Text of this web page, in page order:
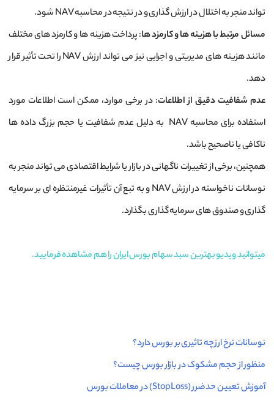
‌تواند منجر به اختلال در ارزش‌ گذاری و در نتیجه در محاسبه NAV شود.
مسائل مرتبط با هزینه‌ ها و کارمزد ‌ها: پرداخت هزینه‌ ها و کارمزد های مختلف
مانند هزینه‌ های مدیریتی و اجرایی نیز می ‌تواند ارزش NAV را تحت تأثیر قرار
دهد.
عدم شفافیت دقیق از اطلاعات: در برخی موارد، ممکن است اطلاعات مورد
استفاده برای محاسبه NAV به دلیل عدم شفافیت یا حجم بزرگ داده‌ ها
ناکافی یا ناصحیح باشد.
همچنین، برخی از تغییرات ناگهانی در بازار یا شرایط اقتصادی می ‌تواند منجر به
نوسانات ناخواسته در ارزش NAV و به تبع آن تأثیرات غیرمنتظره ‌ا‌ی بر سرمایه‌
گذاری و صندوق ‌های سرمایه ‌گذاری بگذارد.
میتوانید ویدیو بهترین سبد سهام بورس ایران را هم مشاهده فرمایید.
نوسانات نرخ ارز چه تاثیری بر بورس دارد؟
منظور از حجم مشکوک در بازار بورس چیست؟
آموزش تعیین حد ضرر (Stop Loss) در معاملات بورس